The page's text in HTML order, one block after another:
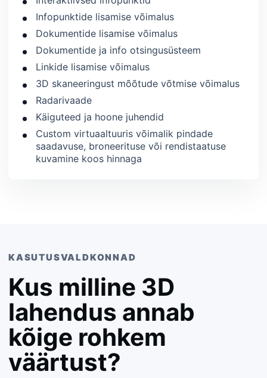
Infopunktide lisamise võimalus
Dokumentide lisamise võimalus
Dokumentide ja info otsingusüsteem
Linkide lisamise võimalus
3D skaneeringust mõõtude võtmise võimalus
Radarivaade
Käiguteed ja hoone juhendid
Custom virtuaaltuuris võimalik pindade
saadavuse, broneerituse või rendistaatuse
kuvamine koos hinnaga
KASUTUSVALDKONNAD
Kus milline 3D
lahendus annab
kõige rohkem
väärtust?